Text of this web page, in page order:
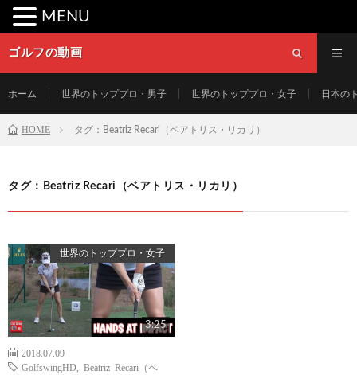
ゴルフの動画
ホーム 世界のトッププロ・男子 世界のトッププロ・女子 日本の
HOME タグ：Beatriz Recari（ベアトリス・リカリ）
タグ：Beatriz Recari（ベアトリス・リカリ）
世界のトッププロ・女子
3:25
2018.07.09
GolfswingHD
Beatriz Recari（ベ
MENU